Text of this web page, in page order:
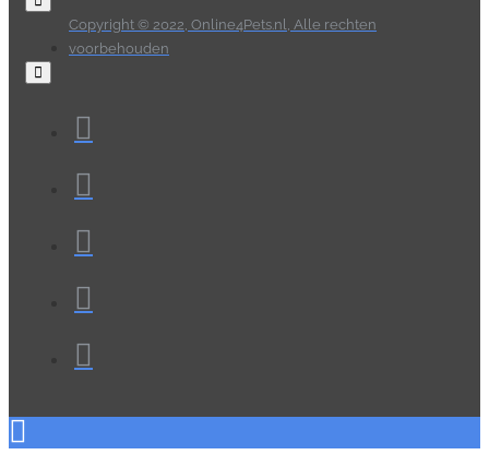
Copyright © 2022, Online4Pets.nl, Alle rechten
voorbehouden